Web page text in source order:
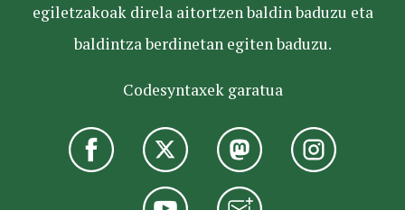
egiletzakoak direla aitortzen baldin baduzu eta
baldintza berdinetan egiten baduzu.
Codesyntaxek garatua